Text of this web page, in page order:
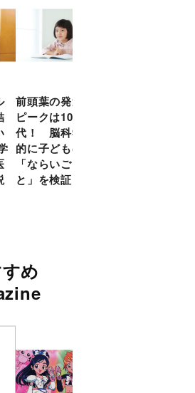
前頭葉の発達
ピークは10
代！ 脳科学
的に子どもの
「ならいご
と」を検証
め